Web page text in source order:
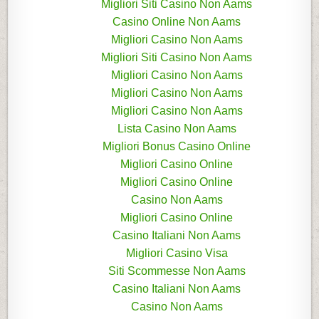
Migliori Siti Casino Non Aams
Casino Online Non Aams
Migliori Casino Non Aams
Migliori Siti Casino Non Aams
Migliori Casino Non Aams
Migliori Casino Non Aams
Migliori Casino Non Aams
Lista Casino Non Aams
Migliori Bonus Casino Online
Migliori Casino Online
Migliori Casino Online
Casino Non Aams
Migliori Casino Online
Casino Italiani Non Aams
Migliori Casino Visa
Siti Scommesse Non Aams
Casino Italiani Non Aams
Casino Non Aams